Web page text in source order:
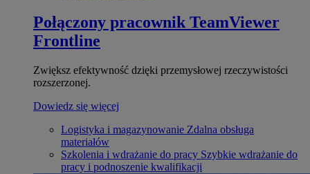
Połączony pracownik TeamViewer
Frontline
Zwiększ efektywność dzięki przemysłowej rzeczywistości
rozszerzonej.
Dowiedz się więcej
Logistyka i magazynowanie Zdalna obsługa
materiałów
Szkolenia i wdrażanie do pracy Szybkie wdrażanie do
pracy i podnoszenie kwalifikacji